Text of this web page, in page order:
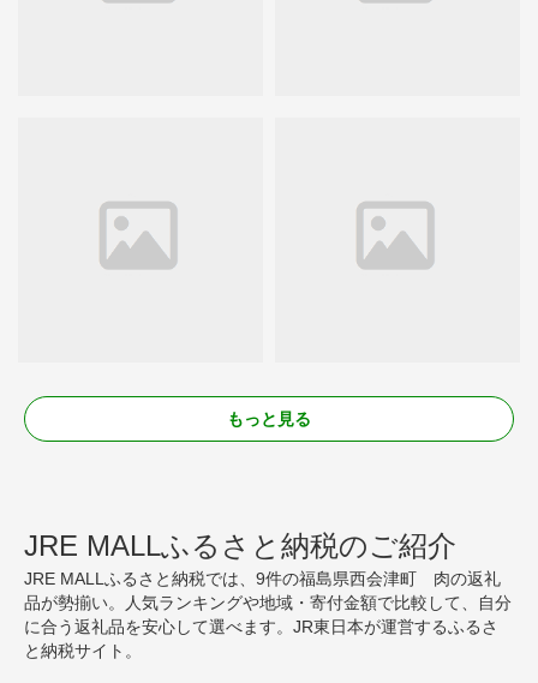
もっと見る
JRE MALLふるさと納税のご紹介
JRE MALLふるさと納税では、9件の福島県西会津町 肉の返礼
品が勢揃い。人気ランキングや地域・寄付金額で比較して、自分
に合う返礼品を安心して選べます。JR東日本が運営するふるさ
と納税サイト。